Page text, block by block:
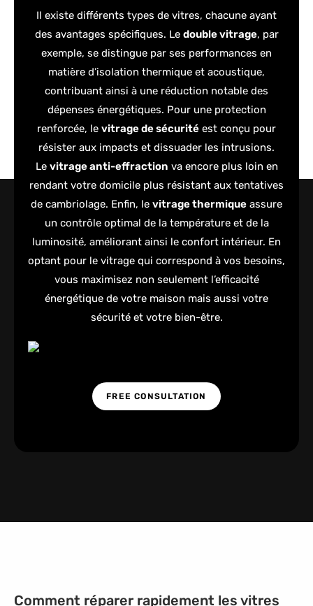
Il existe différents types de vitres, chacune ayant
des avantages spécifiques. Le double vitrage, par
exemple, se distingue par ses performances en
matière d’isolation thermique et acoustique,
contribuant ainsi à une réduction notable des
dépenses énergétiques. Pour une protection
renforcée, le vitrage de sécurité est conçu pour
résister aux impacts et dissuader les intrusions.
Le vitrage anti-effraction va encore plus loin en
rendant votre domicile plus résistant aux tentatives
de cambriolage. Enfin, le vitrage thermique assure
un contrôle optimal de la température et de la
luminosité, améliorant ainsi le confort intérieur. En
optant pour le vitrage qui correspond à vos besoins,
vous maximisez non seulement l’efficacité
énergétique de votre maison mais aussi votre
sécurité et votre bien-être.
FREE CONSULTATION
Comment réparer rapidement les vitres